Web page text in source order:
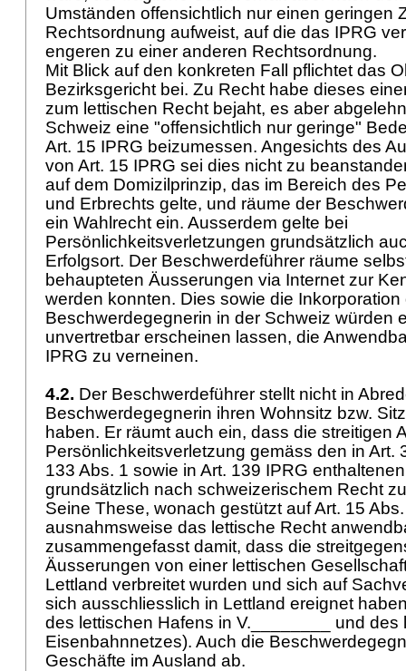
Umständen offensichtlich nur einen geringen
Rechtsordnung aufweist, auf die das IPRG
engeren zu einer anderen Rechtsordnung.
Mit Blick auf den konkreten Fall pflichtet das
Bezirksgericht bei. Zu Recht habe dieses
zum lettischen Recht bejaht, es aber
Schweiz eine "offensichtlich nur geringe"
Art. 15 IPRG beizumessen. Angesichts des
von Art. 15 IPRG sei dies nicht zu
auf dem Domizilprinzip, das im Bereich des
und Erbrechts gelte, und räume der
ein Wahlrecht ein. Ausserdem gelte bei
Persönlichkeitsverletzungen grundsätzlich
Erfolgsort. Der Beschwerdeführer räume
behaupteten Äusserungen via Internet zur
werden konnten. Dies sowie die Inkorporation
Beschwerdegegnerin in der Schweiz würden
unvertretbar erscheinen lassen, die
IPRG zu verneinen.
4.2. Der Beschwerdeführer stellt nicht in
Beschwerdegegnerin ihren Wohnsitz bzw.
haben. Er räumt auch ein, dass die streitigen
Persönlichkeitsverletzung gemäss den in Art.
133 Abs. 1 sowie in Art. 139 IPRG
grundsätzlich nach schweizerischem Recht
Seine These, wonach gestützt aufArt. 15
ausnahmsweise das lettische Recht
zusammengefasst damit, dass die
Äusserungen von einer lettischen
Lettland verbreitet wurden und sich auf
sich ausschliesslich in Lettland ereignet
des lettischen Hafens in V.________ und des
Eisenbahnnetzes). Auch die
Geschäfte im Ausland ab.